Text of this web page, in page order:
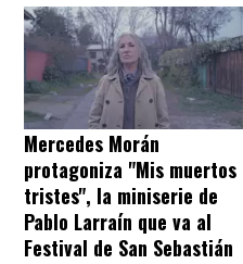
Mercedes Morán
protagoniza "Mis muertos
tristes", la miniserie de
Pablo Larraín que va al
Festival de San Sebastián